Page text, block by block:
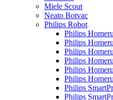
Miele Scout
Neato Botvac
Philips Robot
Philips
Philips
Philips
Philips
Philips
Philips
Philips
Philips